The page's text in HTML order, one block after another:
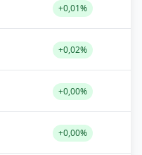
+0,01%
+0,02%
+0,00%
+0,00%